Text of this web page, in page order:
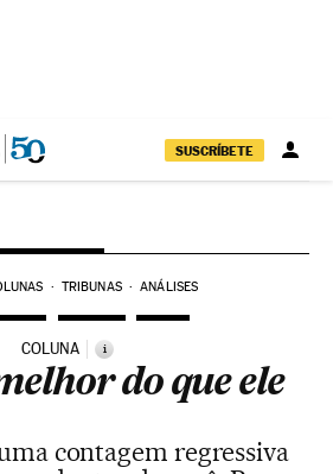
SUSCRÍBETE
TRIBUNAS ANÁLISES
COLUNA i
do que ele
contagem regressiva